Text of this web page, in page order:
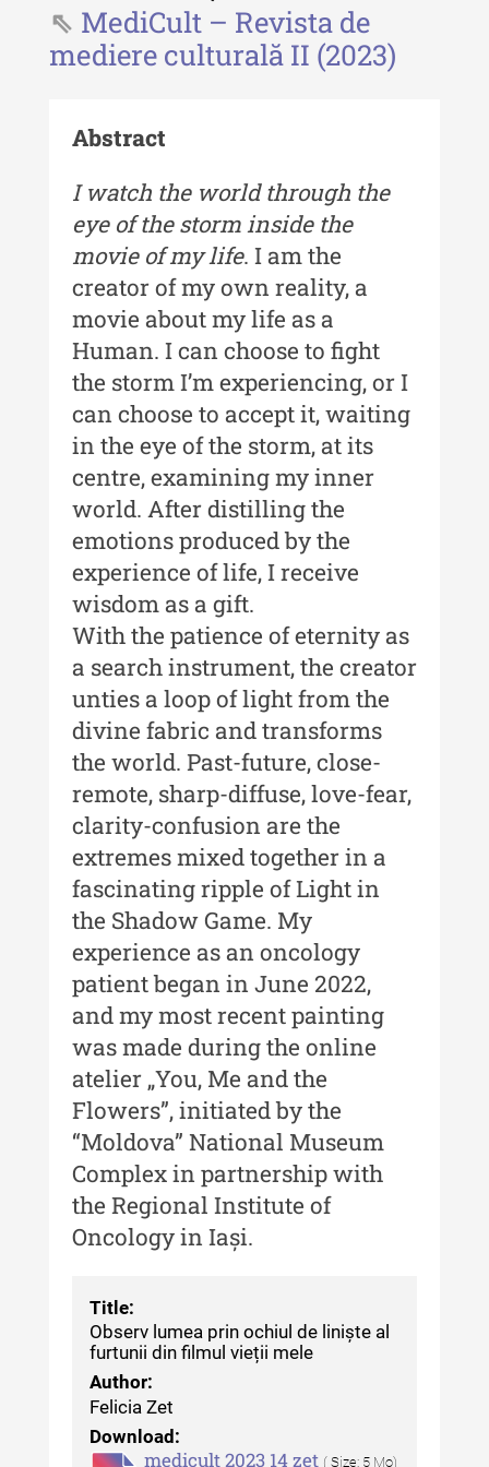
- 2025
Revista "Cercetări istorice" - XLIII
Revista "Cercetări istorice" - XLII -
2023
Indexul Complet
Buletinul ”Ioan Neculce” al Muzeului
de Istorie a Moldovei
Buletinul ”Ioan Neculce” al
Muzeului de Istorie a Moldovei -
XXIV / 2018
Buletinul ”Ioan Neculce” al
Muzeului de Istorie a Moldovei -
XXIII / 2017
Buletinul ”Ioan Neculce” al
Muzeului de Istorie a Moldovei -
XXII / 2016
Indexul Complet
Anuarul Muzeului Etnografic al
Moldovei
Anuarul Muzeului Etnografic al
Moldovei - XXII / 2022
Anuarul Muzeului Etnografic al
Moldovei - XXI / 2021
Anuarul Muzeului Etnografic al
Moldovei - XX / 2020
Indexul Complet
Buletinul Muzeului Științei și
Tehnicii ”Ștefan Procopiu”
Buletinul Muzeului Științei și
Tehnicii ”Ștefan Procopiu” - An
XV / Nr. 15 / 2021
Buletinul Muzeului Științei și
Tehnicii ”Ștefan Procopiu” - An
XIV / Nr. 14 / 2020
Buletinul Muzeului Științei și
XII / Nr. 13 / 2019
Indexul Complet
Buletinul Centrului de Cercetare și
Conservare-Restaurare a
Patrimoniului
MediCult – Revista de
mediere culturală II (2023)
Abstract
I watch the world through the
eye of the storm inside the
movie of my life. I am the
creator of my own reality, a
movie about my life as a
Human. I can choose to fight
the storm I’m experiencing, or I
can choose to accept it, waiting
in the eye of the storm, at its
centre, examining my inner
world. After distilling the
emotions produced by the
experience of life, I receive
wisdom as a gift.
With the patience of eternity as
a search instrument, the creator
unties a loop of light from the
divine fabric and transforms
the world. Past-future, close-
remote, sharp-diffuse, love-fear,
clarity-confusion are the
extremes mixed together in a
fascinating ripple of Light in
the Shadow Game. My
experience as an oncology
patient began in June 2022,
and my most recent painting
was made during the online
atelier „You, Me and the
Flowers”, initiated by the
“Moldova” National Museum
Complex in partnership with
the Regional Institute of
Oncology in Iași.
Title:
Observ lumea prin ochiul de liniște al
furtunii din filmul vieții mele
Author:
Felicia Zet
Download:
medicult 2023 14 zet ( Size: 5 Mo)